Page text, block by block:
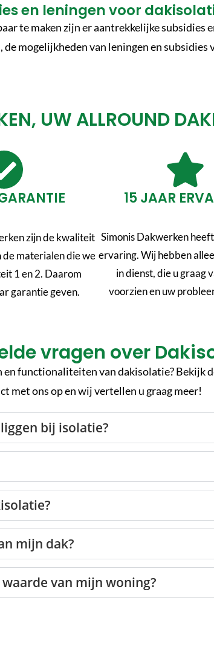
en leningen voor
te maken zijn er aantrekkelijke subsidies
de mogelijkheden van leningen en subsidies
UW ALLROUND
zijn de kwaliteit
de materialen die we
1 en 2. Daarom
garantie geven.
15 JAAR
Simonis Dakwerken
ervaring. Wij hebben
in dienst, die u graag
voorzien en uw
vragen over
functionaliteiten van dakisolatie? Bekijk
met ons op en wij vertellen u graag meer!
bij isolatie?
mijn dak?
van mijn woning?